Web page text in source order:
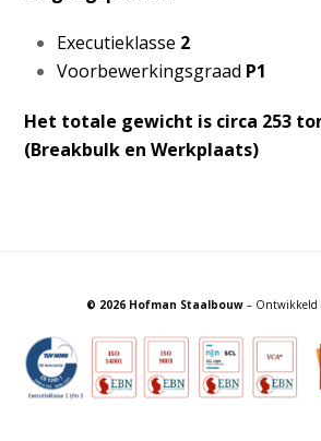
Executieklasse 2
Voorbewerkingsgraad P1
Het totale gewicht is circa 253
(Breakbulk en Werkplaats)
© 2026 Hofman Staalbouw– Ontwikkeld